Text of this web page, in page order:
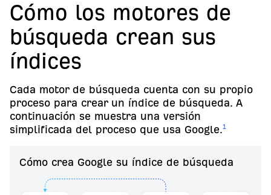
Cómo los motores de
búsqueda crean sus
índices
Cada motor de búsqueda cuenta con su propio
proceso para crear un índice de búsqueda. A
continuación se muestra una versión
simplificada del proceso que usa Google.1
Cómo crea Google su índice de búsqueda